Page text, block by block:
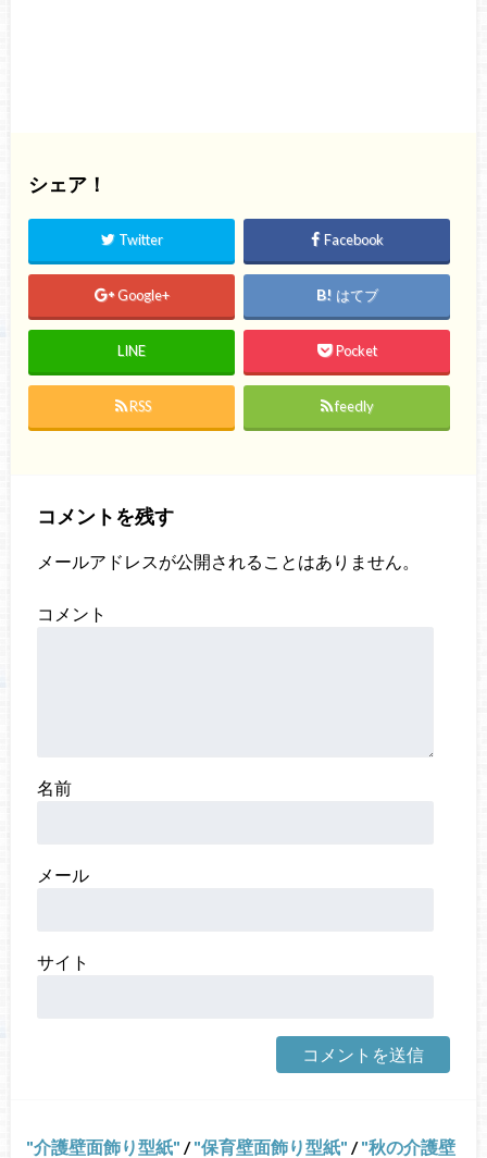
シェア！
Twitter Facebook
Google+ はてブ
LINE Pocket
RSS feedly
コメントを残す
メールアドレスが公開されることはありません。
コメント
名前
メール
サイト
介護壁面飾り型紙 / 保育壁面飾り型紙 / 秋の介護壁